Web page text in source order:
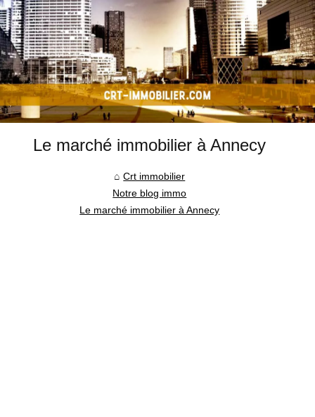
Le marché immobilier à Annecy
Crt immobilier
Notre blog immo
Le marché immobilier à Annecy